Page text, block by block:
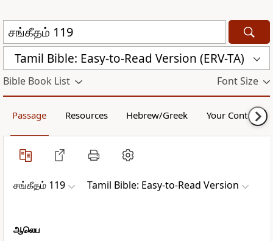
Tamil Bible: Easy-to-Read Version (ERV-TA)
Bible Book List Font Size
Passage Resources Hebrew/Greek Your Content
சங்கீதம் 119 Tamil Bible: Easy-to-Read Version
ஆலெப